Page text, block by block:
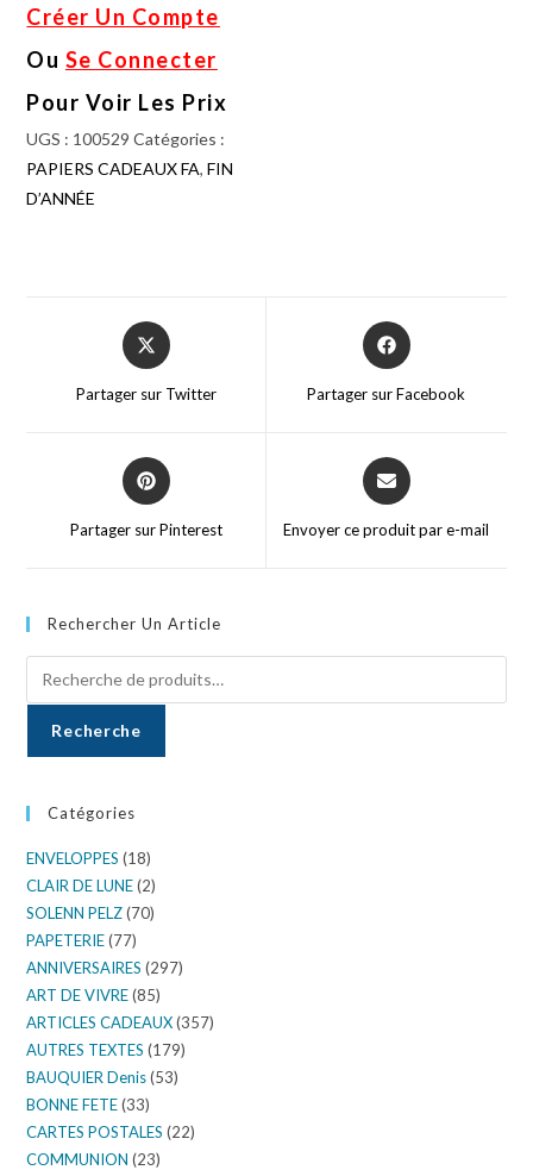
Créer Un Compte
Ou Se Connecter
Pour Voir Les Prix
UGS : 100529 Catégories :
PAPIERS CADEAUX FA,FIN
D’ANNÉE
Partager sur Twitter Partager sur Facebook
Partager sur Pinterest Envoyer ce produit par e-mail
Rechercher Un Article
Recherche
Catégories
ENVELOPPES (18)
CLAIR DE LUNE (2)
SOLENN PELZ (70)
PAPETERIE (77)
ANNIVERSAIRES (297)
ART DE VIVRE (85)
ARTICLES CADEAUX (357)
AUTRES TEXTES (179)
BAUQUIER Denis (53)
BONNE FETE (33)
CARTES POSTALES (22)
COMMUNION (23)